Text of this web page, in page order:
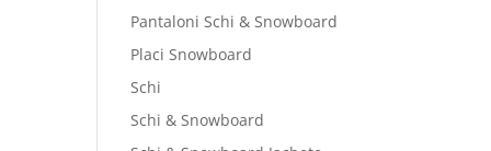
Pantaloni Schi & Snowboard
Placi Snowboard
Schi
Schi & Snowboard